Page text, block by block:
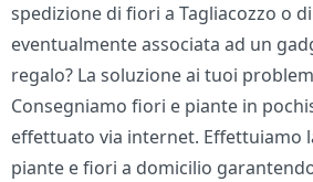
spedizione di fiori a Tagliacozzo o
eventualmente associata ad un
regalo? La soluzione ai tuoi
Consegniamo fiori e piante in
effettuato via internet. Effettuiamo
piante e fiori a domicilio